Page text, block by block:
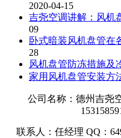
2020-04-15
吉尧空调讲解：风机
09
卧式暗装风机盘管在
28
风机盘管防冻措施及
家用风机盘管安装方
公司名称：德州吉尧
联系人：任经理 QQ：